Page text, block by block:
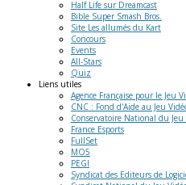
Half Life sur Dreamcast
Bible Super Smash Bros.
Site Les allumés du Kart
Concours
Events
All-Stars
Quiz
Liens utiles
Agence Française pour le Jeu
CNC : Fond d'Aide au Jeu
Conservatoire National du Jeu
France Esports
FullSet
MO5
PEGI
Syndicat des Editeurs de